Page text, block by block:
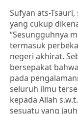
Sufyan ats-
yang cukup
“Sesungguhnya
termasuk
negeri akhirat.
bersepakat
pada
seluruh ilmu
kepada Allah
sesuatu yang